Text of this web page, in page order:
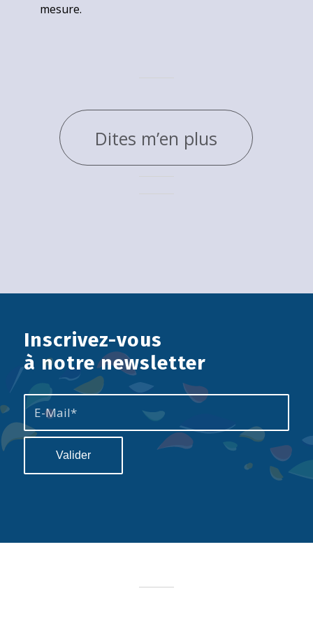
mesure.
Dites m’en plus
Inscrivez-vous
à notre newsletter